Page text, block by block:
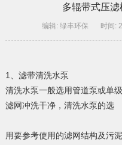
多辊带式压
编辑: 绿丰环保 时间:
1、滤带清洗水泵
清洗水泵一般选用管道泵或单
滤网冲洗干净，清洗水泵的选
用要参考使用的滤网结构及污